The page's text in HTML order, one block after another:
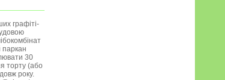
графіті-
паркан
30
торту (або
року.